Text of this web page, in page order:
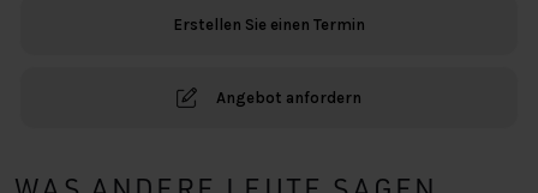
Erstellen Sie einen Termin
Angebot anfordern